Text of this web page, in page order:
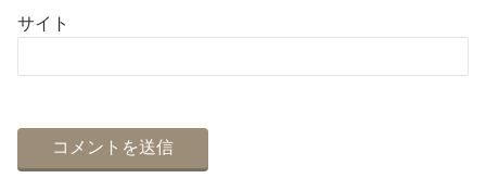
サイト